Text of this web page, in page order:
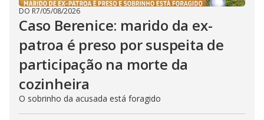
DO R7/05/08/2026
Caso Berenice: marido da ex-
patroa é preso por suspeita de
participação na morte da
cozinheira
O sobrinho da acusada está foragido